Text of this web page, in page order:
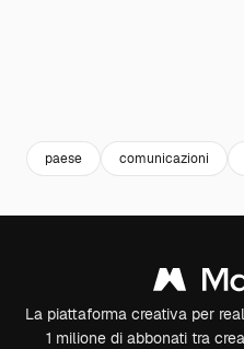
paese comunicazioni
La piattaforma creativa per
1 milione di abbonati tra